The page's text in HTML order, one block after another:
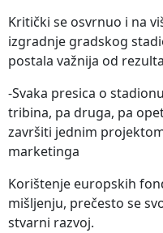
Kritički se osvrnuo i na
izgradnje gradskog
postala važnija od
-Svaka presica o
tribina, pa druga, pa
završiti jednim
marketinga
Korištenje europskih
mišljenju, prečesto se
stvarni razvoj.